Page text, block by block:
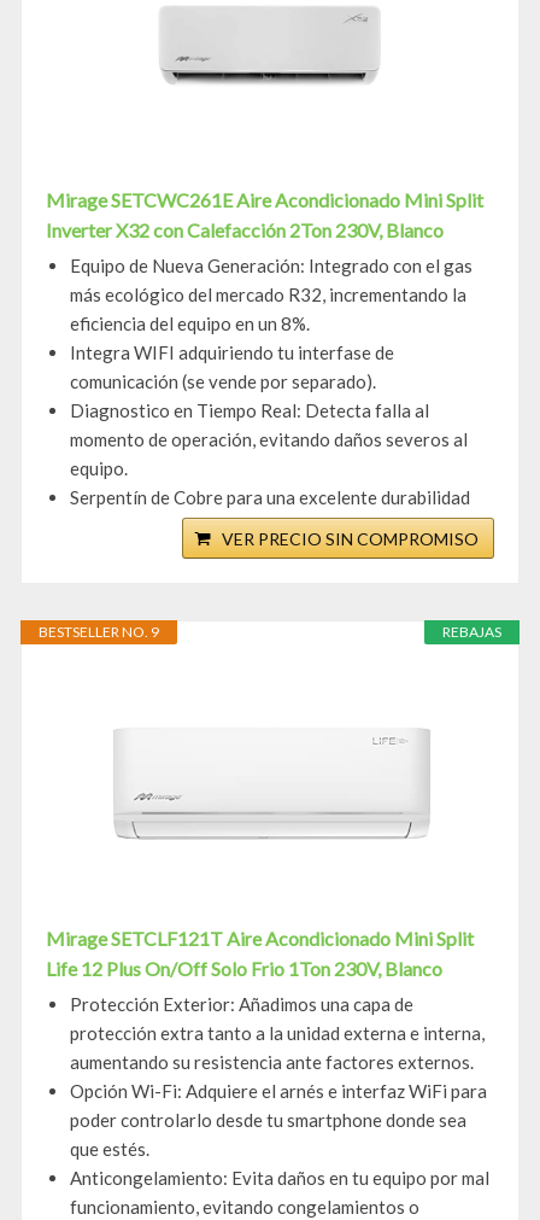
Mirage SETCWC261E Aire Acondicionado Mini Split
Inverter X32 con Calefacción 2Ton 230V, Blanco
Equipo de Nueva Generación: Integrado con el gas
más ecológico del mercado R32, incrementando la
eficiencia del equipo en un 8%.
Integra WIFI adquiriendo tu interfase de
comunicación (se vende por separado).
Diagnostico en Tiempo Real: Detecta falla al
momento de operación, evitando daños severos al
equipo.
Serpentín de Cobre para una excelente durabilidad
VER PRECIO SIN COMPROMISO
REBAJAS
BESTSELLER NO. 9
Mirage SETCLF121T Aire Acondicionado Mini Split
Life 12 Plus On/Off Solo Frio 1Ton 230V, Blanco
Protección Exterior: Añadimos una capa de
protección extra tanto a la unidad externa e interna,
aumentando su resistencia ante factores externos.
Opción Wi-Fi: Adquiere el arnés e interfaz WiFi para
poder controlarlo desde tu smartphone donde sea
que estés.
Anticongelamiento: Evita daños en tu equipo por mal
funcionamiento, evitando congelamientos o